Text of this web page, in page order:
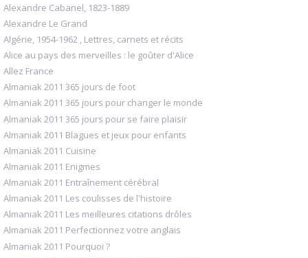
Alexandre Cabanel, 1823-1889
Alexandre Le Grand
Algérie, 1954-1962 , Lettres, carnets et récits
Alice au pays des merveilles : le goûter d'Alice
Allez France
Almaniak 2011 365 jours de foot
Almaniak 2011 365 jours pour changer le monde
Almaniak 2011 365 jours pour se faire plaisir
Almaniak 2011 Blagues et jeux pour enfants
Almaniak 2011 Cuisine
Almaniak 2011 Enigmes
Almaniak 2011 Entraînement cérébral
Almaniak 2011 Les coulisses de l'histoire
Almaniak 2011 Les meilleures citations drôles
Almaniak 2011 Perfectionnez votre anglais
Almaniak 2011 Pourquoi ?